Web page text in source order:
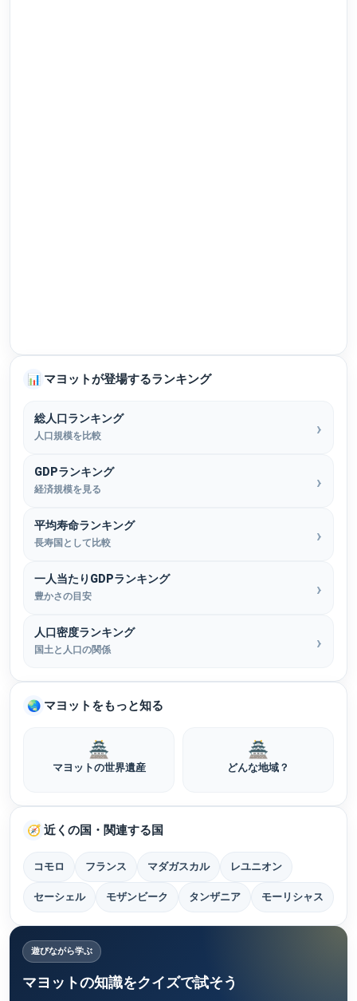
📊 マヨットが登場するランキング
総人口ランキング
人口規模を比較
GDPランキング
経済規模を見る
平均寿命ランキング
長寿国として比較
一人当たりGDPランキング
豊かさの目安
人口密度ランキング
国土と人口の関係
🌏 マヨットをもっと知る
🏯
マヨットの世界遺産
🏯
どんな地域？
🧭 近くの国・関連する国
コモロ フランス マダガスカル レユニオン
セーシェル モザンビーク タンザニア モーリシャス
遊びながら学ぶ
マヨットの知識をクイズで試そう